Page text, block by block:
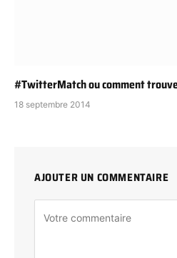
#TwitterMatch ou comment
18 septembre 2014
AJOUTER UN COMMENTAIRE